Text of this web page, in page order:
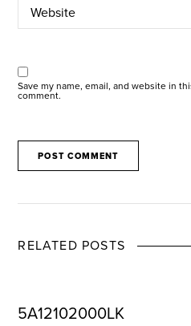
Save my name, email, and website in
comment.
RELATED POSTS
5A12102000LK